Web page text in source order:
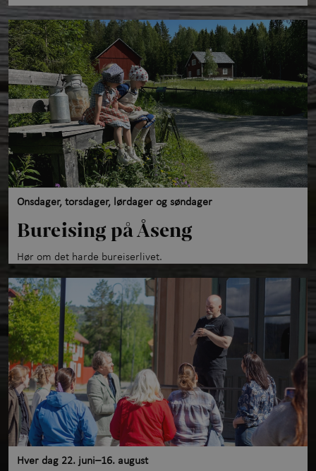
Onsdager, torsdager, lørdager og søndager
Bureising på Åseng
Hør om det harde bureiserlivet.
Hver dag 22. juni–16. august